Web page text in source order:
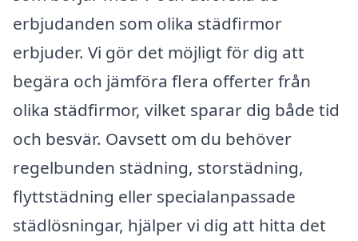
erbjudanden som olika städfirmor
erbjuder. Vi gör det möjligt för dig att
begära och jämföra flera offerter från
olika städfirmor, vilket sparar dig både tid
och besvär. Oavsett om du behöver
regelbunden städning, storstädning,
flyttstädning eller specialanpassade
städlösningar, hjälper vi dig att hitta det